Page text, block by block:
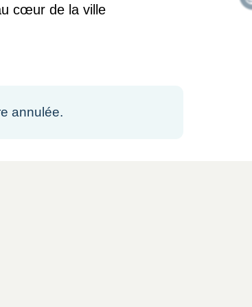
cœur de la ville
annulée.